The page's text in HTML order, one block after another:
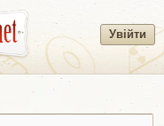
Увійти